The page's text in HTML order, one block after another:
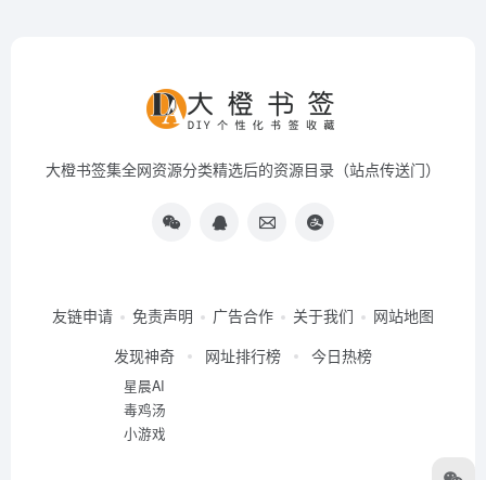
大橙书签集全网资源分类精选后的资源目录（站点传送门）
友链申请 免责声明 广告合作 关于我们
网站地图
发现神奇
星晨AI
毒鸡汤
小游戏
网址排行榜 今日热榜